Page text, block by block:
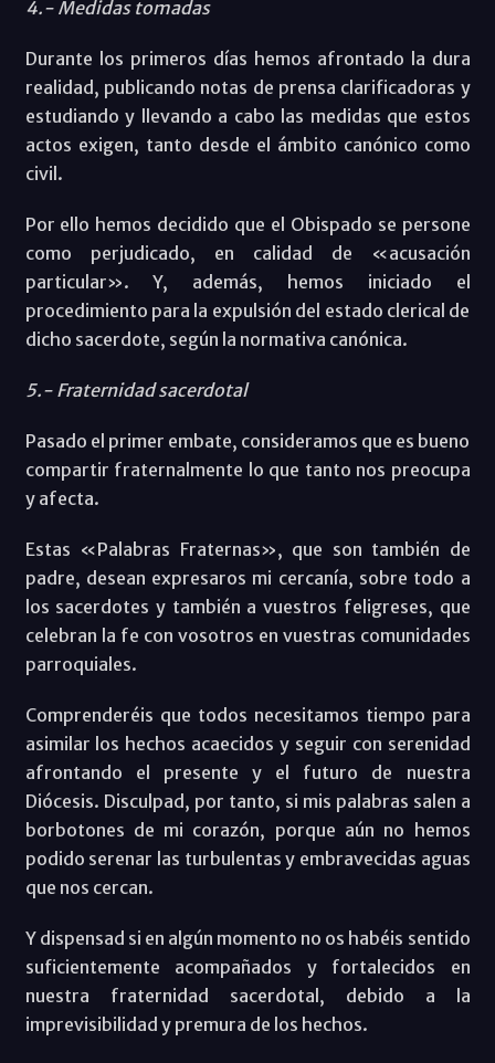
4.- Medidas tomadas
Durante los primeros días hemos afrontado la dura
realidad, publicando notas de prensa clarificadoras y
estudiando y llevando a cabo las medidas que estos
actos exigen, tanto desde el ámbito canónico como
civil.
Por ello hemos decidido que el Obispado se persone
como perjudicado, en calidad de «acusación
particular». Y, además, hemos iniciado el
procedimiento para la expulsión del estado clerical de
dicho sacerdote, según la normativa canónica.
5.- Fraternidad sacerdotal
Pasado el primer embate, consideramos que es bueno
compartir fraternalmente lo que tanto nos preocupa
y afecta.
Estas «Palabras Fraternas», que son también de
padre, desean expresaros mi cercanía, sobre todo a
los sacerdotes y también a vuestros feligreses, que
celebran la fe con vosotros en vuestras comunidades
parroquiales.
Comprenderéis que todos necesitamos tiempo para
asimilar los hechos acaecidos y seguir con serenidad
afrontando el presente y el futuro de nuestra
Diócesis. Disculpad, por tanto, si mis palabras salen a
borbotones de mi corazón, porque aún no hemos
podido serenar las turbulentas y embravecidas aguas
que nos cercan.
Y dispensad si en algún momento no os habéis sentido
suficientemente acompañados y fortalecidos en
nuestra fraternidad sacerdotal, debido a la
imprevisibilidad y premura de los hechos.